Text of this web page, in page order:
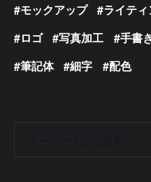
モックアップ
ライテ
ロゴ
写真加工 手書
筆記体
細字 配色